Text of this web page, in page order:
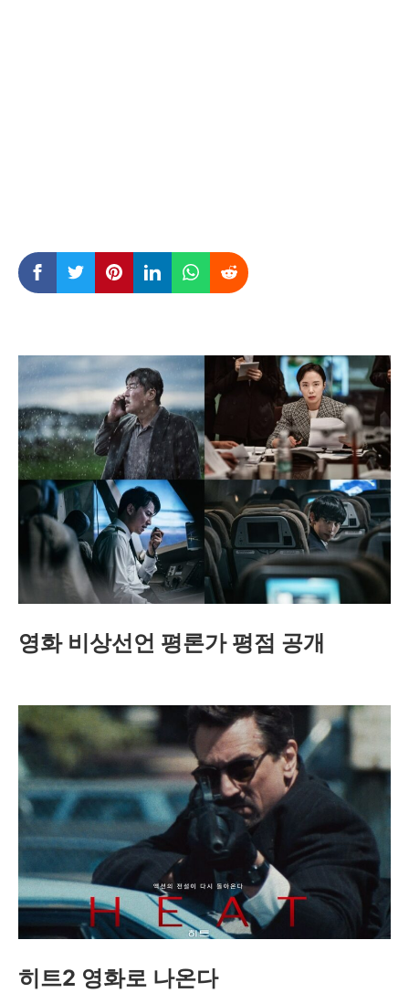
영화 비상선언 평론가 평점 공개
히트2 영화로 나온다